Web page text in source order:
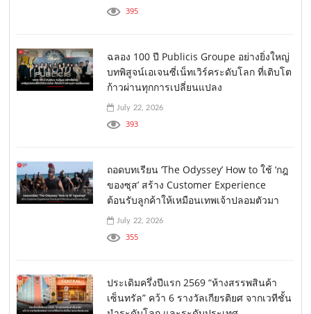
395
ฉลอง 100 ปี Publicis Groupe อย่างยิ่งใหญ่
บทพิสูจน์เอเจนซี่เน็ทเวิร์คระดับโลก ที่เติบโต
ก้าวผ่านทุกการเปลี่ยนแปลง
July 22, 2026
393
ถอดบทเรียน ‘The Odyssey’ How to ใช้ ‘กฎ
ของซุส’ สร้าง Customer Experience
ต้อนรับลูกค้าให้เหมือนเทพเจ้าปลอมตัวมา
July 22, 2026
355
ประเดิมครึ่งปีแรก 2569 “ห้างสรรพสินค้า
เซ็นทรัล” คว้า 6 รางวัลเกียรติยศ จากเวทีชั้น